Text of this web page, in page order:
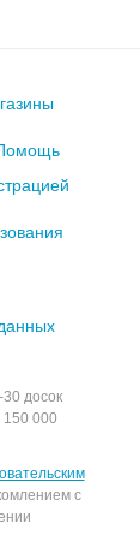
досок
000
с